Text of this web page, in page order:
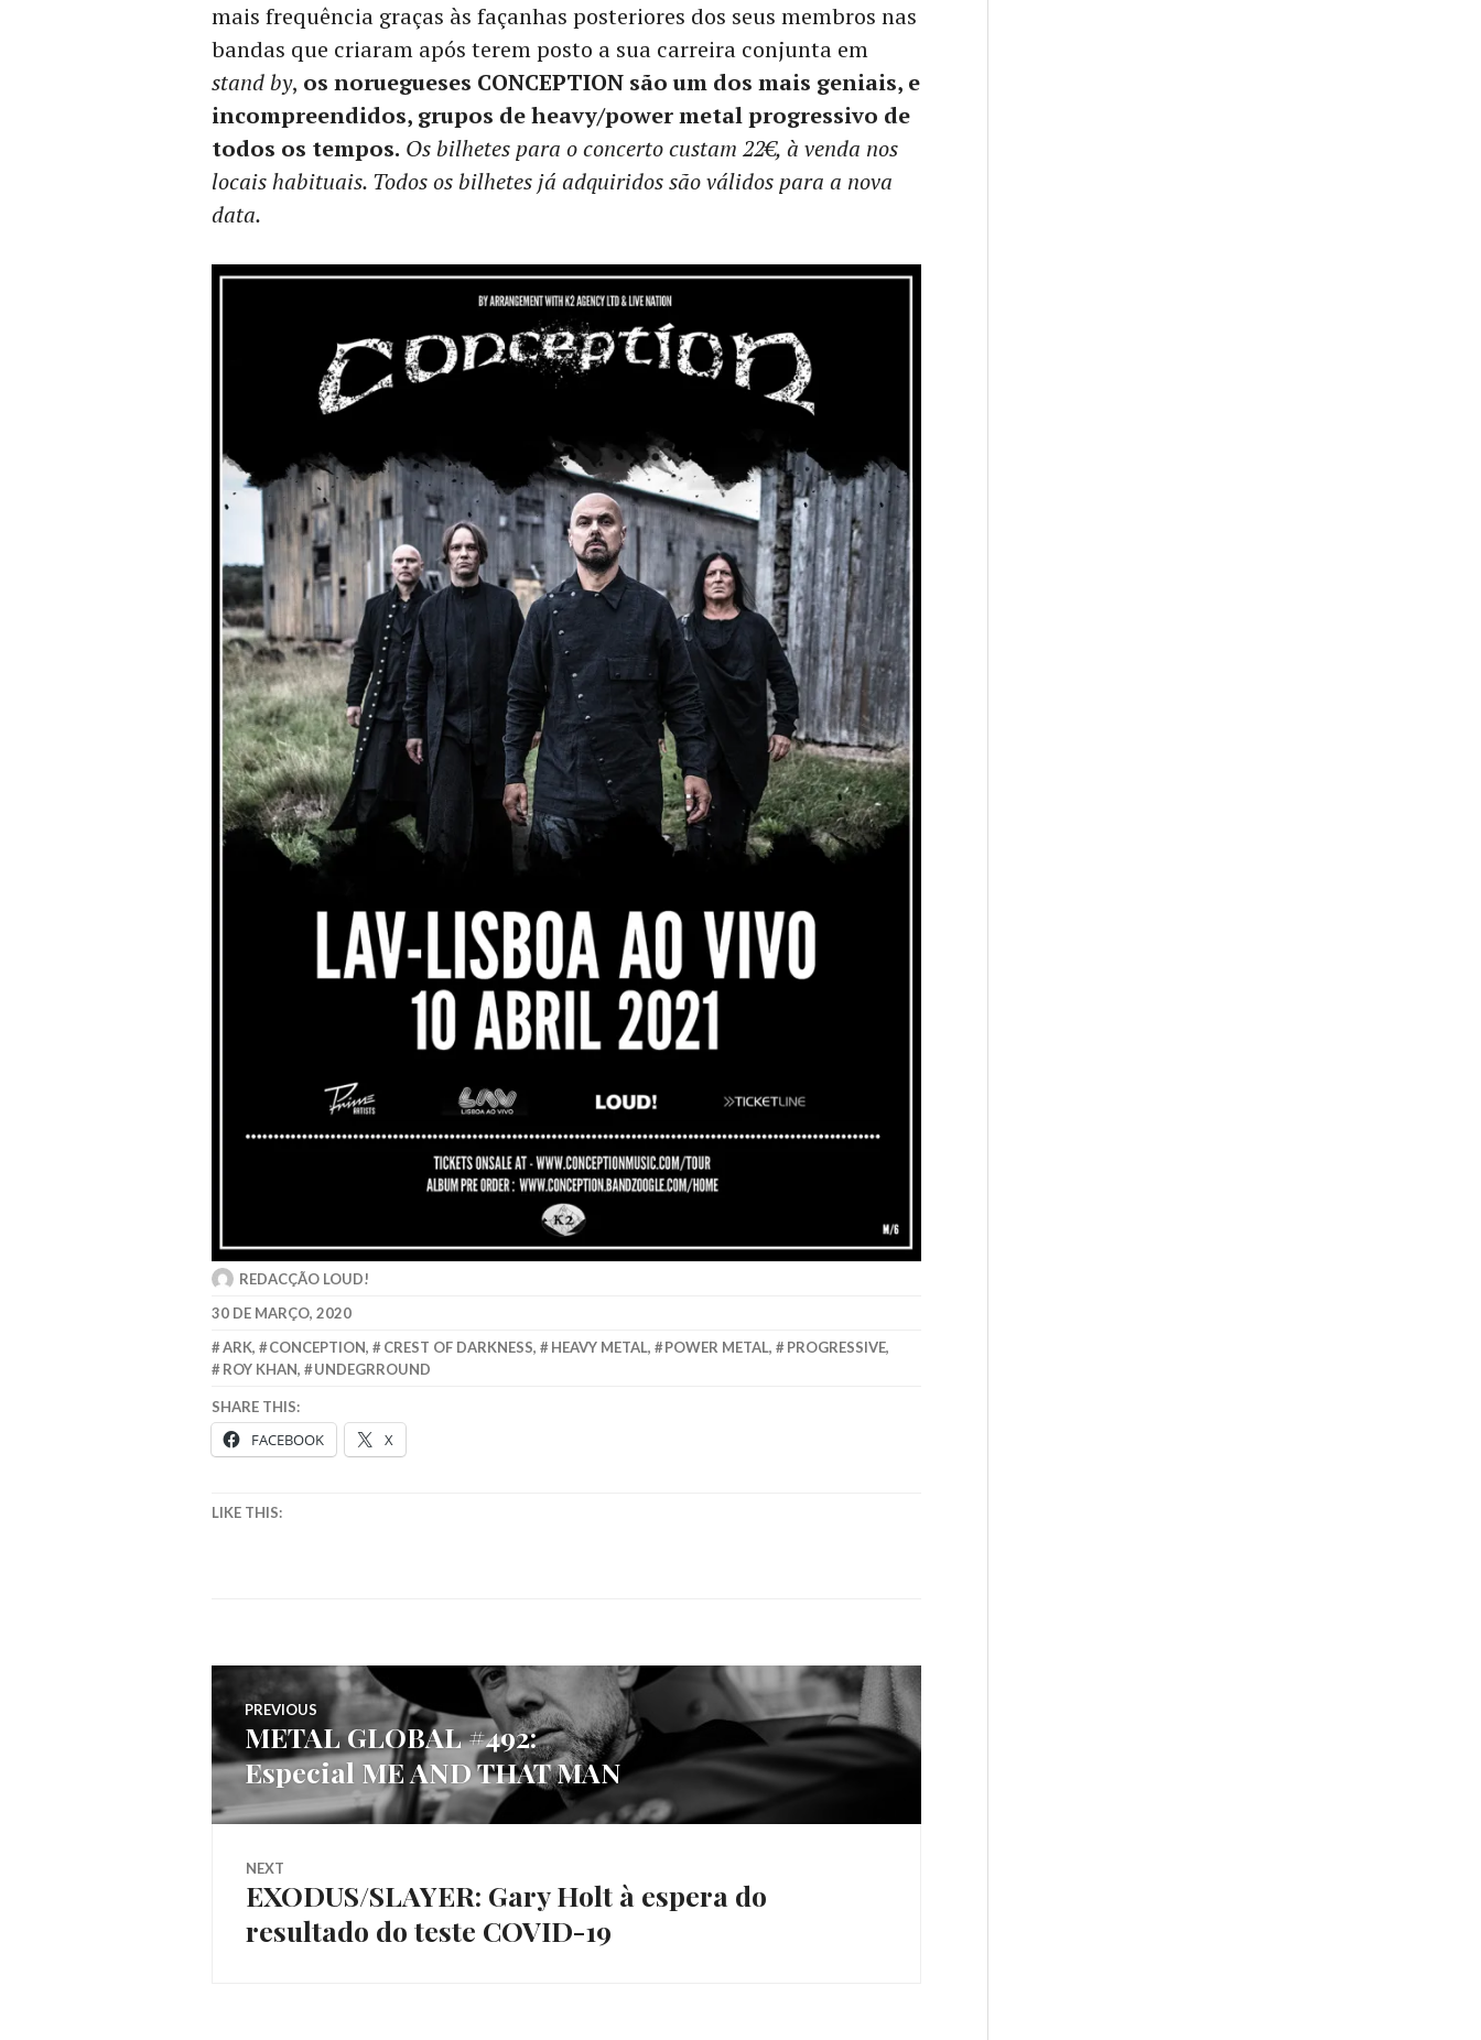
mais frequência graças às façanhas posteriores dos seus membros nas
bandas que criaram após terem posto a sua carreira conjunta em
stand by, os noruegueses CONCEPTION são um dos mais geniais, e
incompreendidos, grupos de heavy/power metal progressivo de
todos os tempos. Os bilhetes para o concerto custam 22€, à venda nos
locais habituais. Todos os bilhetes já adquiridos são válidos para a nova
data.
REDACÇÃO LOUD!
30 DE MARÇO, 2020
ARK, CONCEPTION, CREST OF DARKNESS, HEAVY METAL, POWER METAL, PROGRESSIVE,
ROY KHAN, UNDEGRROUND
SHARE THIS:
FACEBOOK X
LIKE THIS:
Navegação
de
artigos
PREVIOUS
Previous
post:
METAL GLOBAL #492:
Especial ME AND THAT MAN
NEXT
Next
post:
EXODUS/SLAYER: Gary Holt à espera do
resultado do teste COVID-19